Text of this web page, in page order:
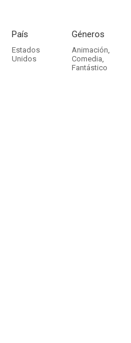
País
Estados
Unidos
Géneros
Animación,
Comedia,
Fantástico